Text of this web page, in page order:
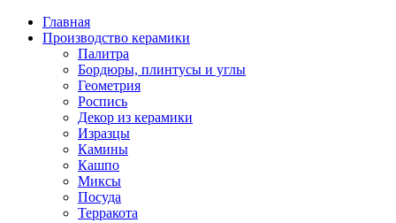
Главная
Производство керамики
Палитра
Бордюры, плинтусы и углы
Геометрия
Роспись
Декор из керамики
Изразцы
Камины
Кашпо
Миксы
Посуда
Терракота